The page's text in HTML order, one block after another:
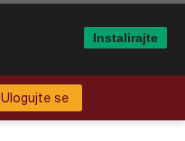
Ulogujte se
Instalirajte